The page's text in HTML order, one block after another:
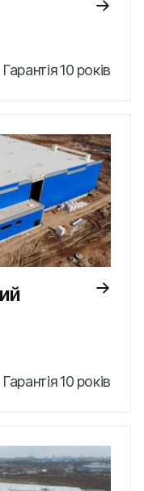
Гарантія 10 років
Гарантія 10 років